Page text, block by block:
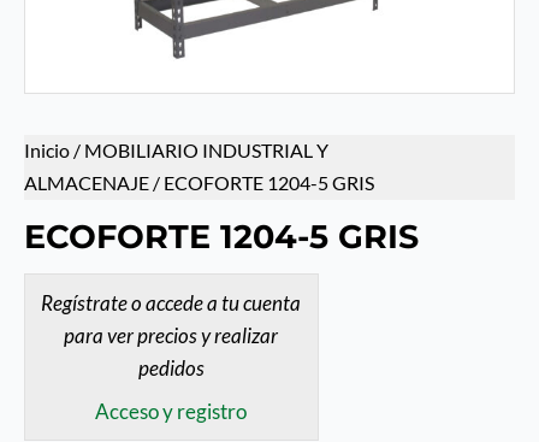
Inicio / MOBILIARIO INDUSTRIAL Y
ALMACENAJE / ECOFORTE 1204-5 GRIS
ECOFORTE 1204-5 GRIS
Regístrate o accede a tu cuenta
para ver precios y realizar
pedidos
Acceso y registro